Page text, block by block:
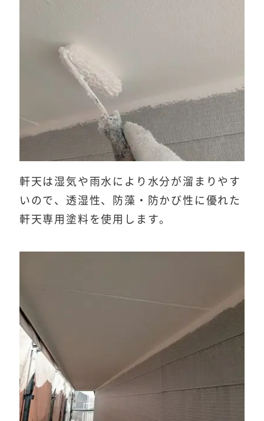
軒天は湿気や雨水により水分が溜まりやす
いので、透湿性、防藻・防かび性に優れた
軒天専用塗料を使用します。